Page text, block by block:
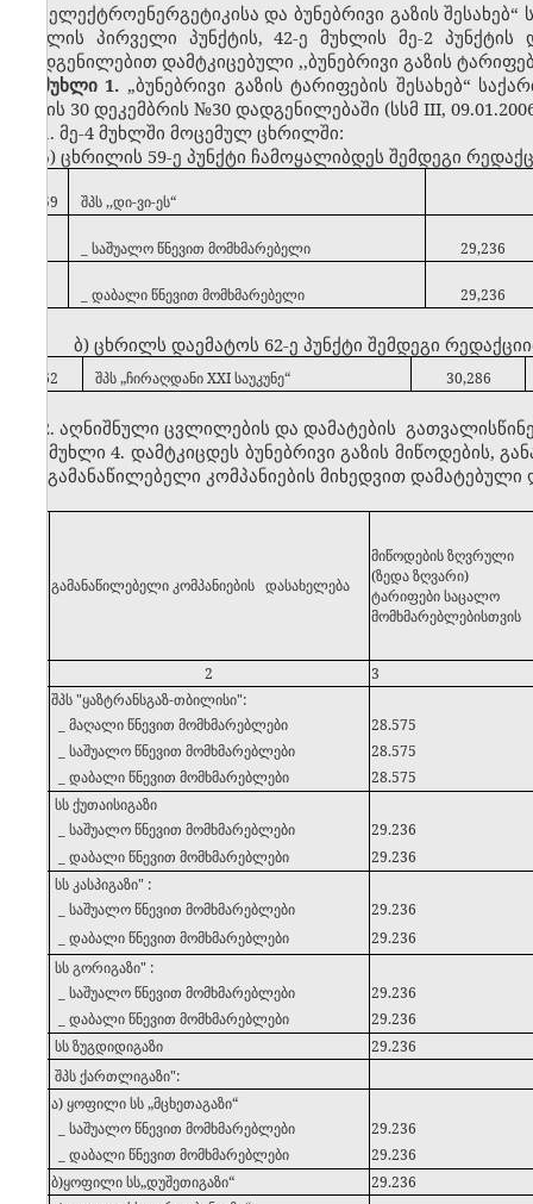
„ელექტროენერგეტიკისა და ბუნებრივი გაზის
მუხლის პირველი პუნქტის, 42-ე მუხლის მე-2
დადგენილებით დამტკიცებული ,,ბუნებრივი გაზის
მუხლი 1. „ბუნებრივი გაზის ტარიფების შესახებ“
წლის 30 დეკემბრის №30 დადგენილებაში (სსმ III,
1. მე-4 მუხლში მოცემულ ცხრილში:
ა) ცხრილის 59-ე პუნქტი ჩამოყალიბდეს შემდეგი
59 შპს ,,დი-ვი-ეს“
_ საშუალო წნევით მომხმარებელი 29,236
_ დაბალი წნევით მომხმარებელი 29,236
ბ) ცხრილს დაემატოს 62-ე პუნქტი შემდეგი
62 შპს „ჩირაღდანი XXI საუკუნე“ 30,286
2. აღნიშნული ცვლილების და დამატების
„მუხლი 4. დამტკიცდეს ბუნებრივი გაზის მიწოდების,
გაზგამანაწილებელი კომპანიების მიხედვით
გამანაწილებელი კომპანიების დასახელება
მიწოდების ზღვრული
(ზედა ზღვარი)
ტარიფები საცალო
მომხმარებლებისთვის
2
3
შპს "ყაზტრანსგაზ-თბილისი":
_ მაღალი წნევით მომხმარებლები
28.575
_ საშუალო წნევით მომხმარებლები
28.575
_ დაბალი წნევით მომხმარებლები
28.575
სს ქუთაისიგაზი
_ საშუალო წნევით მომხმარებლები
29.236
_ დაბალი წნევით მომხმარებლები
29.236
სს კასპიგაზი" :
_ საშუალო წნევით მომხმარებლები
29.236
_ დაბალი წნევით მომხმარებლები
29.236
სს გორიგაზი" :
_ საშუალო წნევით მომხმარებლები
29.236
_ დაბალი წნევით მომხმარებლები
29.236
სს ზუგდიდიგაზი
29.236
შპს ქართლიგაზი":
ა) ყოფილი სს „მცხეთაგაზი“
_ საშუალო წნევით მომხმარებლები
29.236
_ დაბალი წნევით მომხმარებლები
29.236
ბ)ყოფილი სს„დუშეთიგაზი“
29.236